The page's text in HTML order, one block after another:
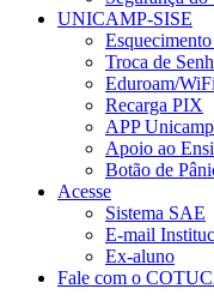
UNICAMP-SISE
Troca de
Eduroam/WiFi
Recarga PIX
APP
Apoio ao
Botão de
Acesse
Sistema SAE
E-mail
Ex-aluno
Fale com o